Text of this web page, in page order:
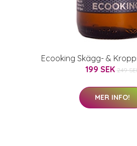
Ecooking Skägg- &
199 SEK 249
MER INFO!